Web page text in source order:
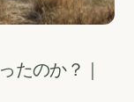
たのか？｜